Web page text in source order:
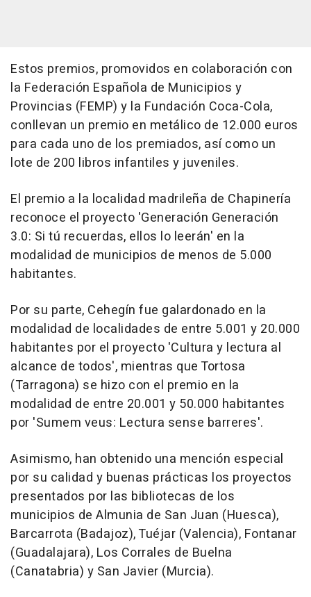
Estos premios, promovidos en colaboración con
la Federación Española de Municipios y
Provincias (FEMP) y la Fundación Coca-Cola,
conllevan un premio en metálico de 12.000 euros
para cada uno de los premiados, así como un
lote de 200 libros infantiles y juveniles.
El premio a la localidad madrileña de Chapinería
reconoce el proyecto 'Generación Generación
3.0: Si tú recuerdas, ellos lo leerán' en la
modalidad de municipios de menos de 5.000
habitantes.
Por su parte, Cehegín fue galardonado en la
modalidad de localidades de entre 5.001 y 20.000
habitantes por el proyecto 'Cultura y lectura al
alcance de todos', mientras que Tortosa
(Tarragona) se hizo con el premio en la
modalidad de entre 20.001 y 50.000 habitantes
por 'Sumem veus: Lectura sense barreres'.
Asimismo, han obtenido una mención especial
por su calidad y buenas prácticas los proyectos
presentados por las bibliotecas de los
municipios de Almunia de San Juan (Huesca),
Barcarrota (Badajoz), Tuéjar (Valencia), Fontanar
(Guadalajara), Los Corrales de Buelna
(Canatabria) y San Javier (Murcia).